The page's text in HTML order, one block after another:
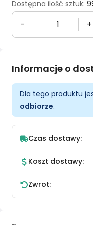
Dostępna ilość sztuk:
- +
Informacje o
Dla tego produktu
odbiorze.
Czas dostawy:
Koszt dostawy:
Zwrot: